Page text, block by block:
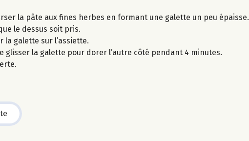
la pâte aux fines herbes en formant une galette un peu épaisse.
le dessus soit pris.
la galette sur l’assiette.
la galette pour dorer l’autre côté pendant 4 minutes.